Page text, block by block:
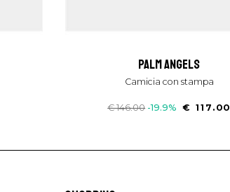
palm angels
camicia con stampa
€ 146.00 -19.9% € 117.00